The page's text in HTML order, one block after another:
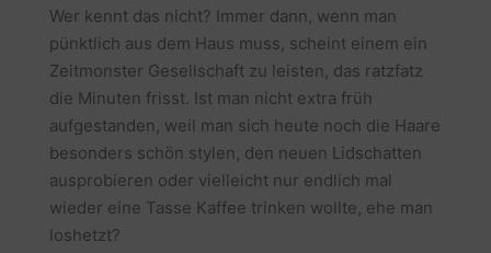
Wer kennt das nicht? Immer dann, wenn man
pünktlich aus dem Haus muss, scheint einem ein
Zeitmonster Gesellschaft zu leisten, das ratzfatz
die Minuten frisst. Ist man nicht extra früh
aufgestanden, weil man sich heute noch die Haare
besonders schön stylen, den neuen Lidschatten
ausprobieren oder vielleicht nur endlich mal
wieder eine Tasse Kaffee trinken wollte, ehe man
loshetzt?